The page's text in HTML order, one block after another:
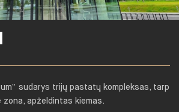
sudarys trijų pastatų kompleksas, tarp
apželdintas kiemas.